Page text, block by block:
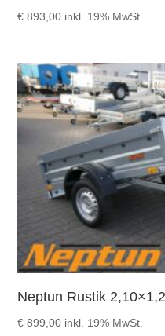
€ 893,00 inkl. 19% MwSt.
Neptun Rustik
€ 899,00 inkl. 19% MwSt.